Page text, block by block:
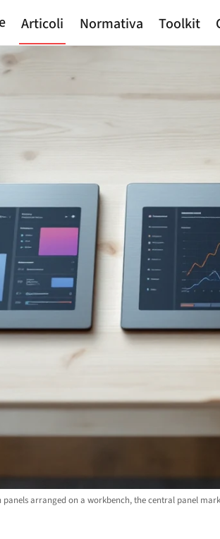
Articoli Normativa Toolkit
arranged on a workbench, the central panel